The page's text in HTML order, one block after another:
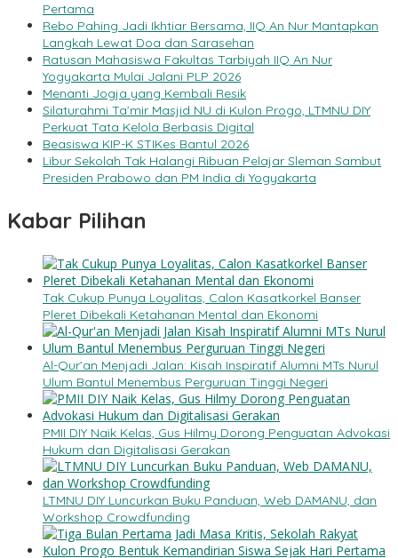
Pertama
Rebo Pahing Jadi Ikhtiar Bersama, IIQ An Nur Mantapkan
Langkah Lewat Doa dan Sarasehan
Ratusan Mahasiswa Fakultas Tarbiyah IIQ An Nur
Yogyakarta Mulai Jalani PLP 2026
Menanti Jogja yang Kembali Resik
Silaturahmi Ta’mir Masjid NU di Kulon Progo, LTMNU DIY
Perkuat Tata Kelola Berbasis Digital
Beasiswa KIP-K STIKes Bantul 2026
Libur Sekolah Tak Halangi Ribuan Pelajar Sleman Sambut
Presiden Prabowo dan PM India di Yogyakarta
Kabar Pilihan
Tak Cukup Punya Loyalitas, Calon Kasatkorkel Banser
Pleret Dibekali Ketahanan Mental dan Ekonomi
Al-Qur’an Menjadi Jalan: Kisah Inspiratif Alumni MTs Nurul
Ulum Bantul Menembus Perguruan Tinggi Negeri
PMII DIY Naik Kelas, Gus Hilmy Dorong Penguatan Advokasi
Hukum dan Digitalisasi Gerakan
LTMNU DIY Luncurkan Buku Panduan, Web DAMANU, dan
Workshop Crowdfunding